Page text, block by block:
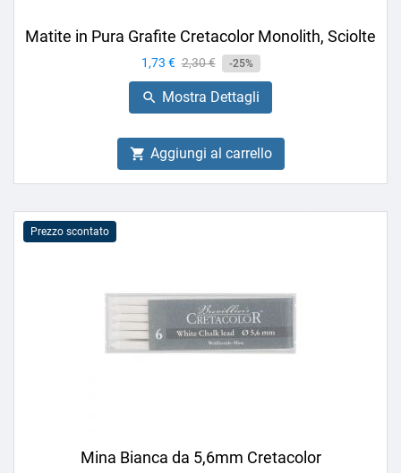
Matite in Pura Grafite Cretacolor Monolith, Sciolte
Prezzo
1,73 € Prezzo
base
2,30 € -25%
 Mostra Dettagli
 Aggiungi al carrello
Prezzo scontato
Mina Bianca da 5,6mm Cretacolor